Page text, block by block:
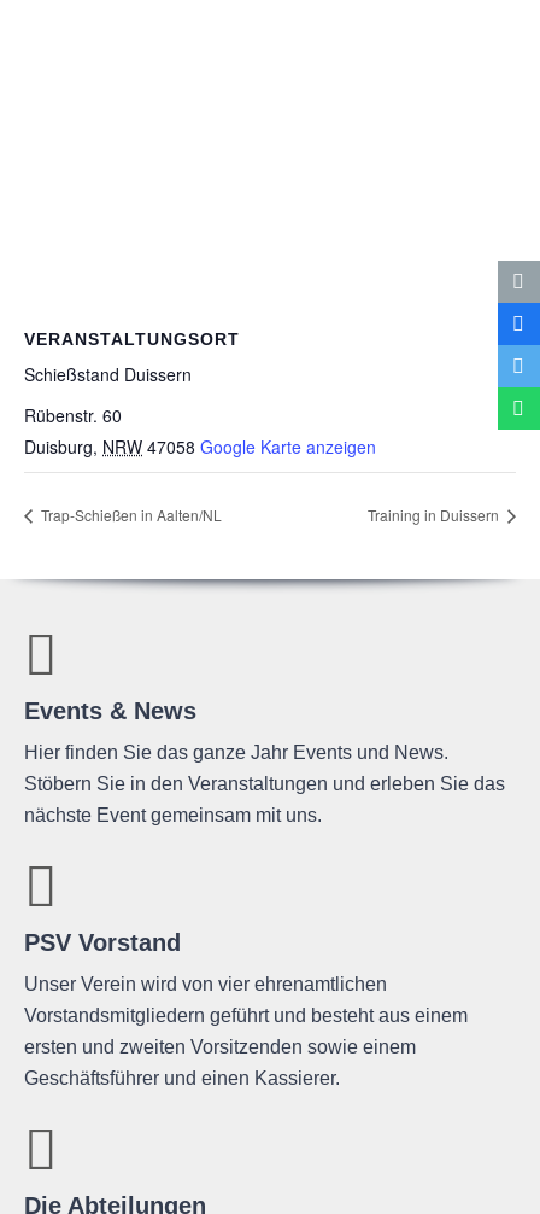
VERANSTALTUNGSORT
Schieß­stand Duissern
Rübenstr. 60
Duisburg, NRW 47058 Google Karte anzeigen
Trap-Schie­ßen in Aalten/​NL Trai­ning in Duissern
Events & News
Hier finden Sie das ganze Jahr Events und News.
Stöbern Sie in den Veranstaltungen und erleben Sie das
nächste Event gemeinsam mit uns.
PSV Vorstand
Unser Verein wird von vier ehrenamtlichen
Vorstandsmitgliedern geführt und besteht aus einem
ersten und zweiten Vorsitzenden sowie einem
Geschäftsführer und einen Kassierer.
Die Abteilungen